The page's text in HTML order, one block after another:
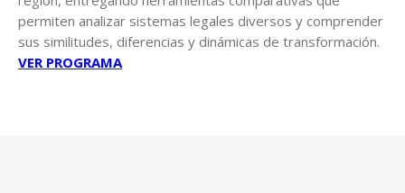
permiten analizar sistemas legales diversos y comprender
sus similitudes, diferencias y dinámicas de transformación.
VER PROGRAMA